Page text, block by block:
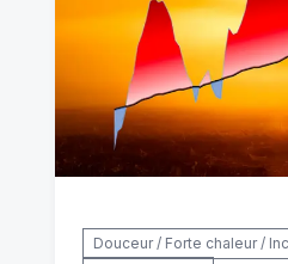
Douceur / Forte chaleur /